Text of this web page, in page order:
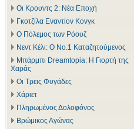
Οι Κρουντς 2: Νέα Εποχή
Γκοτζίλα Εναντίον Κονγκ
Ο Πόλεμος των Ρόουζ
Νεντ Κέλι: Ο Νο.1 Καταζητούμενος
Μπάρμπι Dreamtopia: Η Γιορτή της
Χαράς
Οι Τρεις Φυγάδες
Χάριετ
Πληρωμένος Δολοφόνος
Βρώμικος Αγώνας